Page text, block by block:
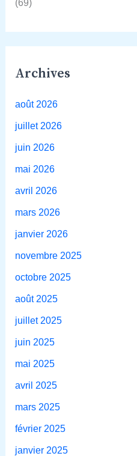
(69)
Archives
août 2026
juillet 2026
juin 2026
mai 2026
avril 2026
mars 2026
janvier 2026
novembre 2025
octobre 2025
août 2025
juillet 2025
juin 2025
mai 2025
avril 2025
mars 2025
février 2025
janvier 2025